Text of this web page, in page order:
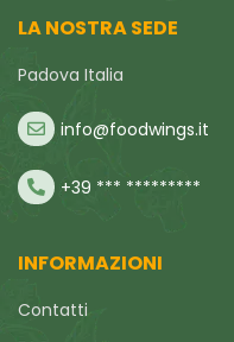
LA NOSTRA SEDE
Padova Italia
info@foodwings.it
+39 *** *********
INFORMAZIONI
Contatti